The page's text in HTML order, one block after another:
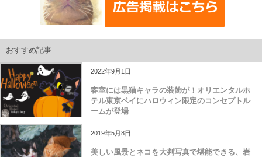
おすすめ記事
2022年9月1日
客室には黒猫キャラの装飾が！オリエンタルホ
テル東京ベイにハロウィン限定のコンセプトル
ームが登場
2019年5月8日
美しい風景とネコを大判写真で堪能できる、岩